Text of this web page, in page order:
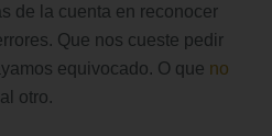
de la cuenta en reconocer
Que nos cueste pedir
equivocado. O que no
al otro.